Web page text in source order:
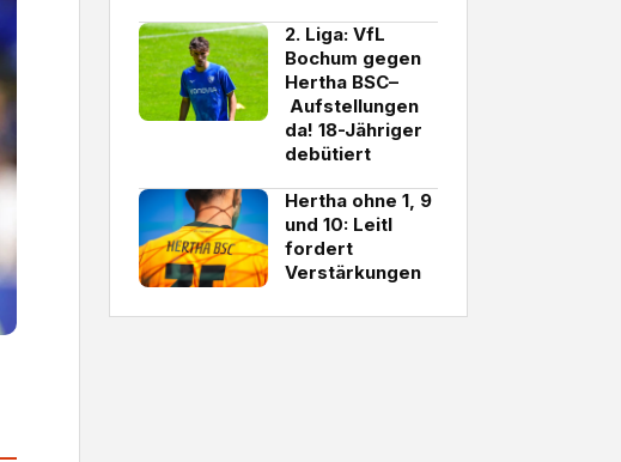
2. Liga: VfL
Bochum gegen
Hertha BSC–
Aufstellungen
da! 18-Jähriger
debütiert
Hertha ohne 1, 9
und 10: Leitl
fordert
Verstärkungen